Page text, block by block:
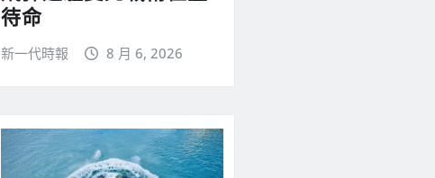
待命
新一代時報 8 月 6, 2026